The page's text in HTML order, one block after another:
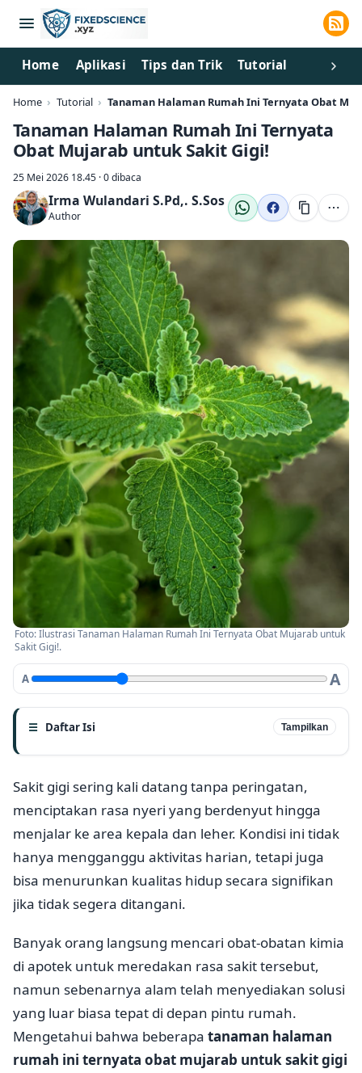
Home Aplikasi Tips dan Trik Tutorial
Home Tutorial Tanaman Halaman Rumah Ini Ternyata Obat
Tanaman Halaman Rumah Ini Ternyata
Obat Mujarab untuk Sakit Gigi!
25 Mei 2026 18.45 · 0 dibaca
Irma Wulandari S.Pd,. S.Sos
Author
Foto: Ilustrasi Tanaman Halaman Rumah Ini Ternyata Obat Mujarab untuk
Sakit Gigi!.
A A
Daftar Isi Tampilkan
Sakit gigi sering kali datang tanpa peringatan,
menciptakan rasa nyeri yang berdenyut hingga
menjalar ke area kepala dan leher. Kondisi ini tidak
hanya mengganggu aktivitas harian, tetapi juga
bisa menurunkan kualitas hidup secara signifikan
jika tidak segera ditangani.
Banyak orang langsung mencari obat-obatan kimia
di apotek untuk meredakan rasa sakit tersebut,
namun sebenarnya alam telah menyediakan solusi
yang luar biasa tepat di depan pintu rumah.
Mengetahui bahwa beberapa tanaman halaman
rumah ini ternyata obat mujarab untuk sakit gigi